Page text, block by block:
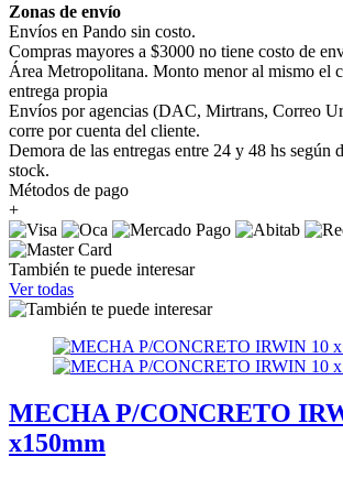
Zonas de envío
Envíos en Pando sin costo.
Compras mayores a $3000 no tiene costo de
Área Metropolitana. Monto menor al mismo el
entrega propia
Envíos por agencias (DAC, Mirtrans, Correo
corre por cuenta del cliente.
Demora de las entregas entre 24 y 48 hs según
stock.
Métodos de pago
+
También te puede interesar
Ver todas
MECHA P/CONCRETO
x150mm